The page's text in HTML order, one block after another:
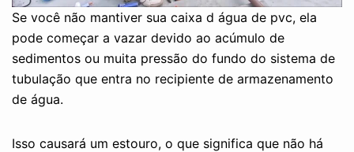
Se você não mantiver sua caixa d água de pvc, ela
pode começar a vazar devido ao acúmulo de
sedimentos ou muita pressão do fundo do sistema de
tubulação que entra no recipiente de armazenamento
de água.
Isso causará um estouro, o que significa que não há